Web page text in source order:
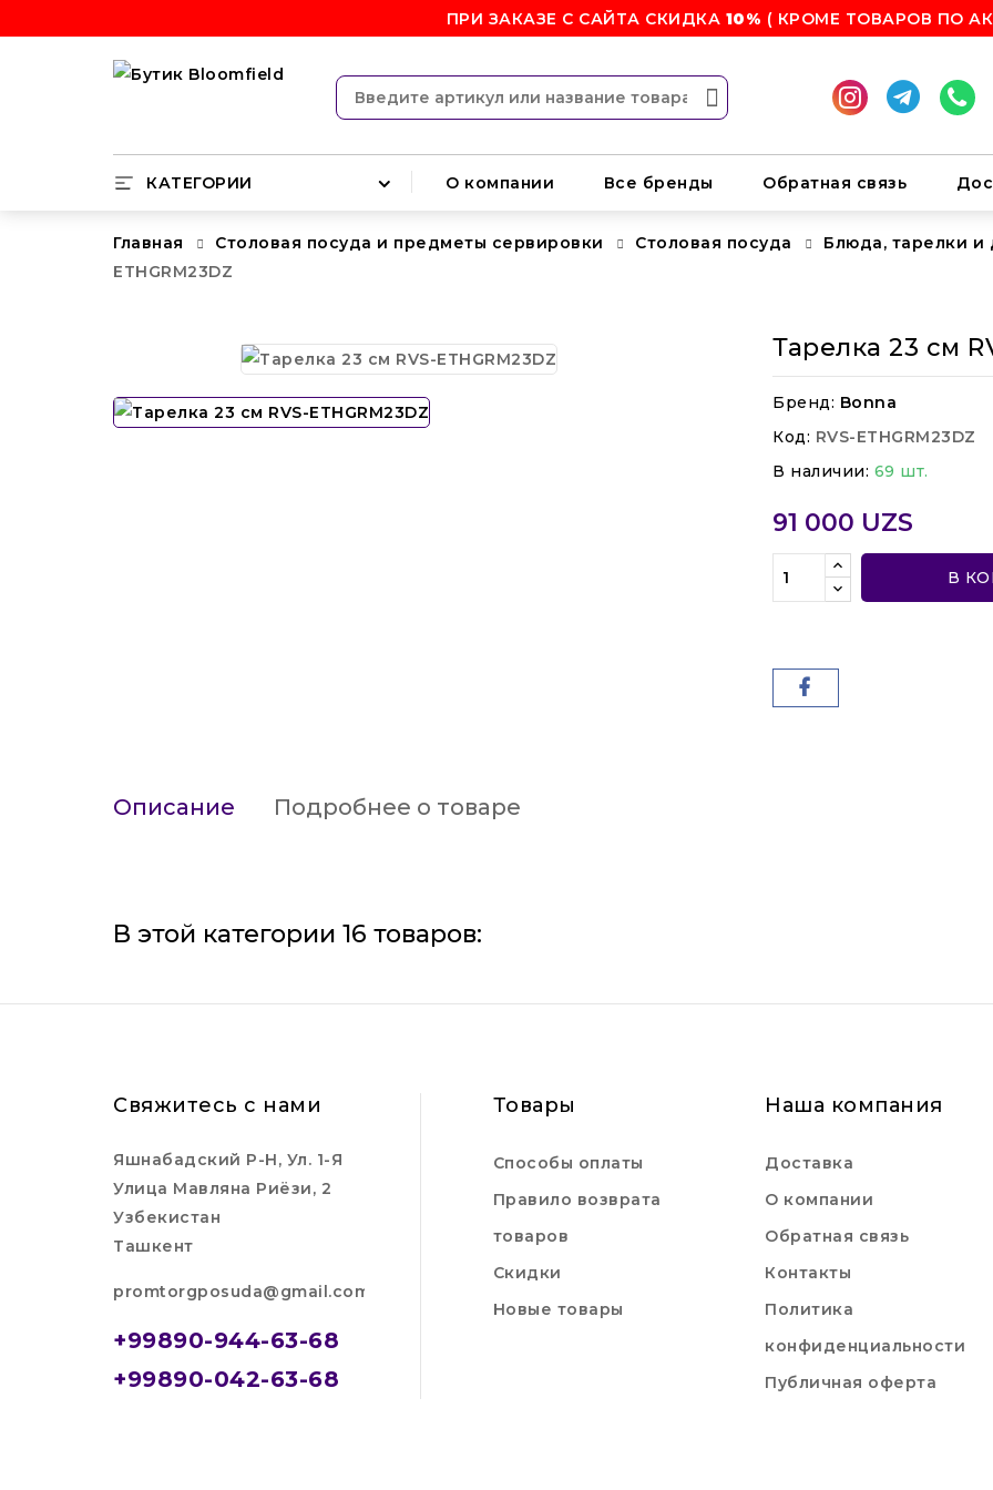
ПРИ ЗАКАЗЕ С САЙТА СКИДКА 10% ( КРОМЕ ТОВАРОВ ПО
КАТЕГОРИИ О компании Все бренды Обратная связь
Главная Столовая посуда и предметы сервировки Столовая посуда Блюда, тарелки и
ETHGRM23DZ
Тарелка 23 см
Бренд: Bonna
Код: RVS-ETHGRM23DZ
В наличии: 69 шт.
91 000 UZS
В
Описание Подробнее о товаре
В этой категории 16 товаров:
Свяжитесь с нами
Яшнабадский Р-Н, Ул. 1-Я
Улица Мавляна Риёзи, 2
Узбекистан
Ташкент
promtorgposuda@gmail.com
+99890-944-63-68
+99890-042-63-68
Товары
Способы оплаты
Правило возврата
товаров
Скидки
Новые товары
Наша компания
Доставка
О компании
Обратная связь
Контакты
Политика
конфиденциальности
Публичная оферта